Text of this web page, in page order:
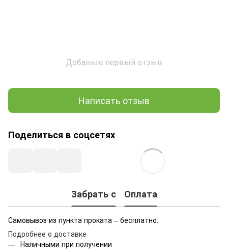
Добавьте первый отзыв
Написать отзыв
Поделиться в соцсетях
Забрать с Оплата
Самовывоз из пункта проката – бесплатно.
Подробнее о доставке
Наличными при получении